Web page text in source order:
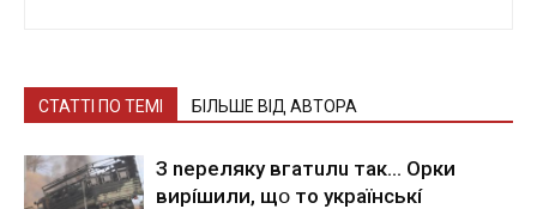
СТАТТІ ПО ТЕМІ БІЛЬШЕ ВІД АВТОРА
З nepeлякy вгaтuлu тaк… Opки
виpíшили, щօ тo yкpaїнcькí